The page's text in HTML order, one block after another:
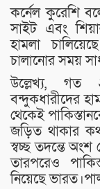
কর্নেল কুরেশি
সাইট এবং
হামলা
চালানোর সময়
উল্লেখ্য, গত
বন্দুকধারীদের
থেকেই
জড়িত থাকার
স্বচ্ছ তদন্তে অংশ
তারপরেও
নিয়েছে